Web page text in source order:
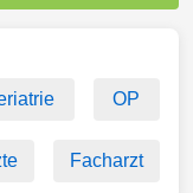
OP
Facharzt